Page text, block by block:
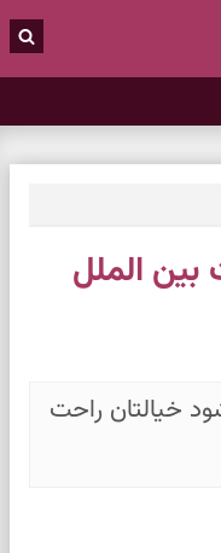
بین الملل
خیالتان راحت